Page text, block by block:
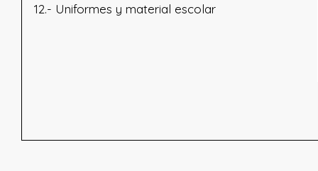
12.- Uniformes y material escolar